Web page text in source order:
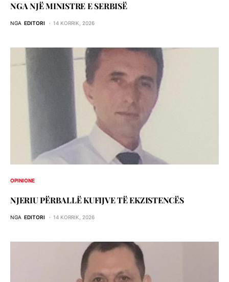
NGA NJË MINISTRE E SERBISË
NGA EDITORI 14 KORRIK, 2026
OPINIONE
NJERIU PЁRBALLЁ KUFIJVE TЁ EKZISTENCЁS
NGA EDITORI 14 KORRIK, 2026